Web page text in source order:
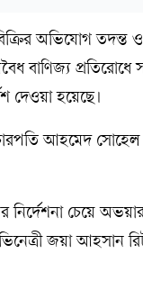
অভিযোগ তদন্ত ও
বাণিজ্য প্রতিরোধে
দেওয়া হয়েছে।
আহমেদ
নির্দেশনা চেয়ে
জয়া আহসান